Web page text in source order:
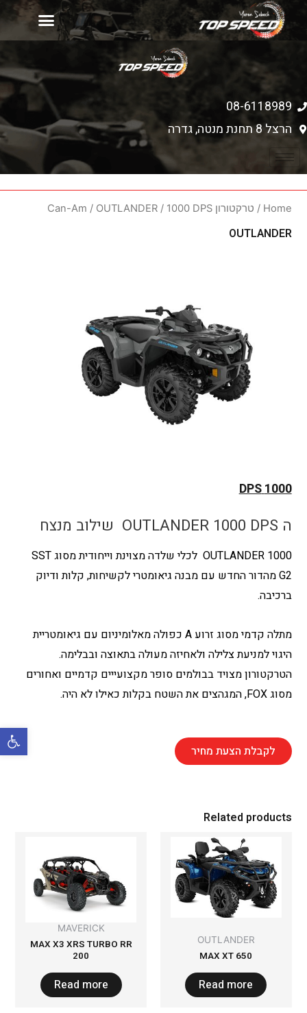
08-6118989
הרצל 8 תחנת מנטה, גדרה
Home
/ טרקטורון Can-Am / OUTLANDER/ 1000 DPS
OUTLANDER
1000 DPS
ה OUTLANDER 1000 DPS שילוב מנצח
OUTLANDER 1000 לכלי שלדה מצוינת וייחודית מסוג SST
G2 מהדור החדש עם מבנה גיאומטרי לקשיחות, קלות ודיוק
ברכיבה.
מתלה קדמי מסוג זרוע A כפולה מאלומיניום עם גיאומטריית
היגוי למניעת צלילה ולאחיזה מעולה בתאוצה ובבלימה.
הטרקטורון מצויד בבולמים סופר מקצועייים קדמיים ואחורים
מסוג FOX, המגהצים את השטח בקלות כאילו לא היה.
לקבלת הצעת מחיר
Related products
OUTLANDER
650 MAX XT
Read more
MAVERICK
MAX X3 XRS TURBO RR
200
Read more
פתח